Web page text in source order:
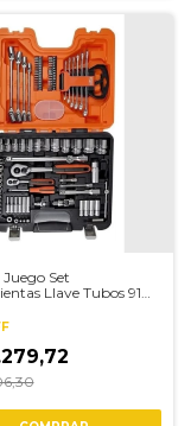
Set
Llave Tubos 91